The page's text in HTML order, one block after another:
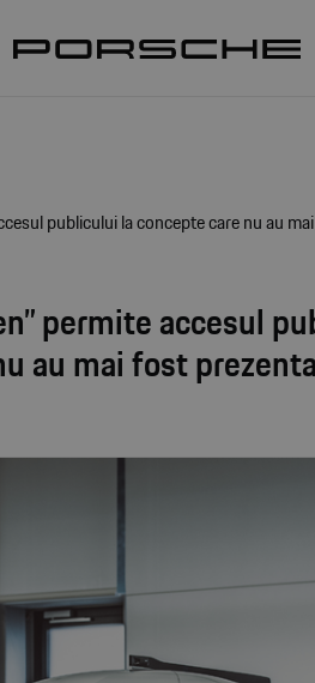
publicului la concepte care nu au
permite accesul
au mai fost